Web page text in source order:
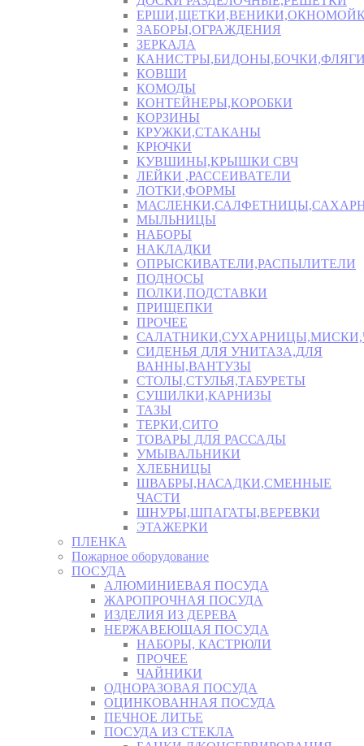
ЗАБОРЫ,ОГРАЖДЕНИЯ
ЗЕРКАЛА
КОВШИ
КОМОДЫ
КОНТЕЙНЕРЫ,КОРОБКИ
КОРЗИНЫ
КРУЖКИ,СТАКАНЫ
КРЮЧКИ
КУВШИНЫ,КРЫШКИ СВЧ
ЛЕЙКИ ,РАССЕИВАТЕЛИ
ЛОТКИ,ФОРМЫ
МЫЛЬНИЦЫ
НАБОРЫ
НАКЛАДКИ
ОПРЫСКИВАТЕЛИ,РАСПЫЛИТЕЛИ
ПОДНОСЫ
ПОЛКИ,ПОДСТАВКИ
ПРИЩЕПКИ
ПРОЧЕЕ
СИДЕНЬЯ ДЛЯ УНИТАЗА,ДЛЯ
ВАННЫ,ВАНТУЗЫ
СТОЛЫ,СТУЛЬЯ,ТАБУРЕТЫ
СУШИЛКИ,КАРНИЗЫ
ТАЗЫ
ТЕРКИ,СИТО
ТОВАРЫ ДЛЯ РАССАДЫ
УМЫВАЛЬНИКИ
ХЛЕБНИЦЫ
ШВАБРЫ,НАСАДКИ,СМЕННЫЕ
ЧАСТИ
ШНУРЫ,ШПАГАТЫ,ВЕРЕВКИ
ЭТАЖЕРКИ
ПЛЕНКА
Пожарное оборудование
ПОСУДА
АЛЮМИНИЕВАЯ ПОСУДА
ЖАРОПРОЧНАЯ ПОСУДА
ИЗДЕЛИЯ ИЗ ДЕРЕВА
НЕРЖАВЕЮЩАЯ ПОСУДА
НАБОРЫ, КАСТРЮЛИ
ПРОЧЕЕ
ЧАЙНИКИ
ОДНОРАЗОВАЯ ПОСУДА
ОЦИНКОВАННАЯ ПОСУДА
ПЕЧНОЕ ЛИТЬЕ
ПОСУДА ИЗ СТЕКЛА